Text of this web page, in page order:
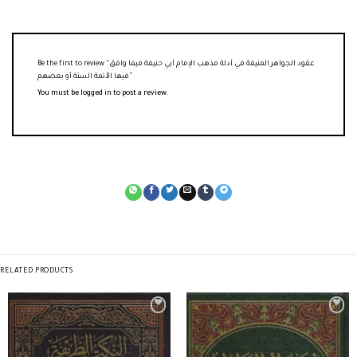
Be the first to review “عقود الجواهر المنيفة في أدلة مذهب الإمام أبي حنيفة فيما وافق
You must be logged in to post a review.
RELATED PRODUCTS